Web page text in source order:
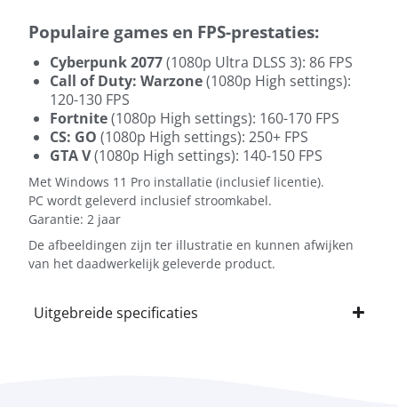
Populaire games en FPS-prestaties:
Cyberpunk 2077(1080p Ultra DLSS 3): 86 FPS
Call of Duty: Warzone(1080p High settings):
120-130 FPS
Fortnite(1080p High settings): 160-170 FPS
CS: GO (1080p High settings): 250+ FPS
GTA V(1080p High settings): 140-150 FPS
Met Windows 11 Pro installatie (inclusief licentie).
PC wordt geleverd inclusief stroomkabel.
Garantie: 2 jaar
De afbeeldingen zijn ter illustratie en kunnen afwijken
van het daadwerkelijk geleverde product.
Uitgebreide specificaties